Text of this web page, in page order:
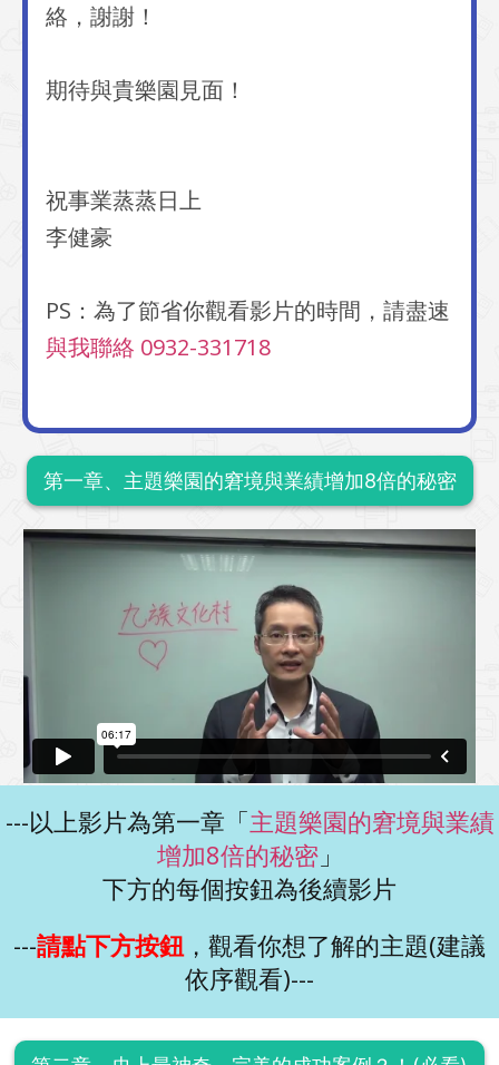
絡，謝謝！
期待與貴樂園見面！
祝事業蒸蒸日上
李健豪
PS：為了節省你觀看影片的時間，請盡速
與我聯絡 0932-331718
​第一章、主題樂園的窘境與業績增加8倍的秘密
---以上影片為第一章「主題樂園的窘境與業績
增加8倍的秘密」
下方的每個按鈕​為後續影片
---請點下方按鈕 ，觀看你想了解的主題(建議
依序觀看)---